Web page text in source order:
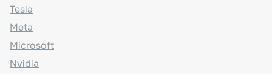
Tesla
Meta
Microsoft
Nvidia